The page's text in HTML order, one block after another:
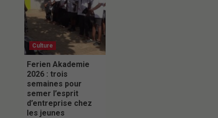
Culture
Ferien Akademie
2026 : trois
semaines pour
semer l’esprit
d’entreprise chez
les jeunes